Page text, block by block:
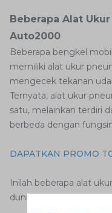
Beberapa Alat
Auto2000
Beberapa bengkel
memiliki alat ukur
mengecek tekanan
Ternyata, alat ukur
satu, melainkan terdiri
berbeda dengan
DAPATKAN PROMO
Inilah beberapa alat
dunia otomotif beserta